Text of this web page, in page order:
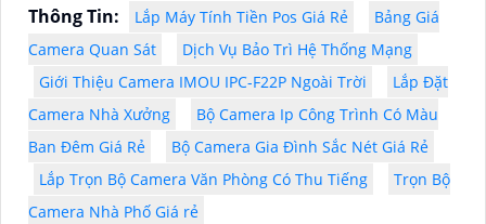
Thông Tin: Lắp Máy Tính Tiền Pos Giá Rẻ
Bảng Giá
Camera Quan Sát
Dịch Vụ Bảo Trì Hệ Thống Mạng
Giới Thiệu Camera IMOU IPC-F22P Ngoài Trời
Lắp Đặt
Camera Nhà Xưởng
Bộ Camera Ip Công Trình Có Màu
Ban Đêm Giá Rẻ
Bộ Camera Gia Đình Sắc Nét Giá Rẻ
Lắp Trọn Bộ Camera Văn Phòng Có Thu Tiếng
Trọn Bộ
Camera Nhà Phố Giá rẻ